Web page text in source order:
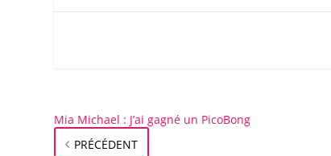
Mia Michael : J’ai gagné un PicoBong
PRÉCÉDENT